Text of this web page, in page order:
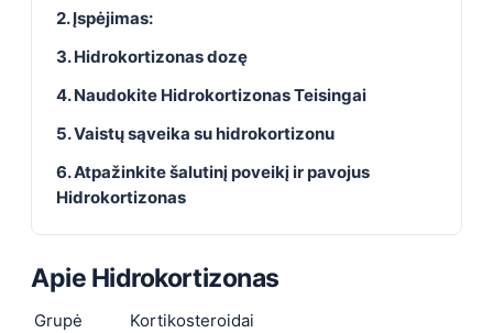
2. Įspėjimas:
3. Hidrokortizonas dozę
4. Naudokite Hidrokortizonas Teisingai
5. Vaistų sąveika su hidrokortizonu
6. Atpažinkite šalutinį poveikį ir pavojus
Hidrokortizonas
Apie Hidrokortizonas
Grupė
Kortikosteroidai